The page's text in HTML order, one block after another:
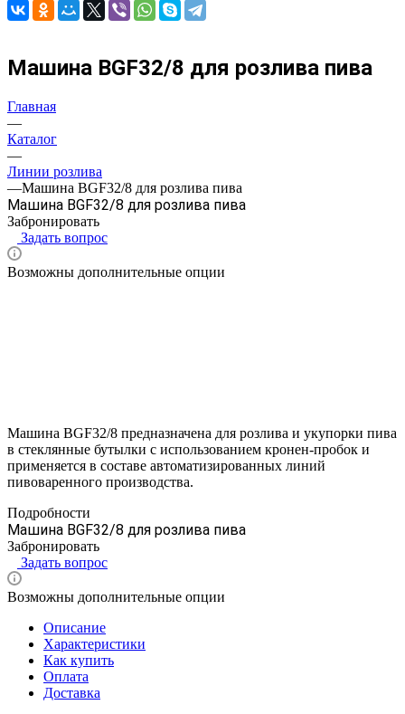
Машина BGF32/8 для розлива пива
Главная
—
Каталог
—
Линии розлива
—Машина BGF32/8 для розлива пива
Машина BGF32/8 для розлива пива
Забронировать
Задать вопрос
Возможны дополнительные опции
Машина BGF32/8 предназначена для розлива и укупорки пива
в стеклянные бутылки с использованием кронен-пробок и
применяется в составе автоматизированных линий
пивоваренного производства.
Подробности
Машина BGF32/8 для розлива пива
Забронировать
Задать вопрос
Возможны дополнительные опции
Описание
Характеристики
Как купить
Оплата
Доставка